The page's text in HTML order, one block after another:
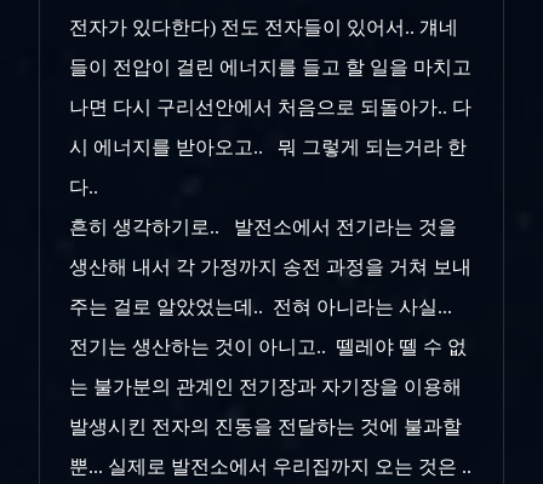
전자가 있다한다) 전도 전자들이 있어서.. 걔네
들이 전압이 걸린 에너지를 들고 할 일을 마치고
나면 다시 구리선안에서 처음으로 되돌아가.. 다
시 에너지를 받아오고.. 뭐 그렇게 되는거라 한
다..
흔히 생각하기로.. 발전소에서 전기라는 것을
생산해 내서 각 가정까지 송전 과정을 거쳐 보내
주는 걸로 알았었는데.. 전혀 아니라는 사실...
전기는 생산하는 것이 아니고.. 뗄레야 뗄 수 없
는 불가분의 관계인 전기장과 자기장을 이용해
발생시킨 전자의 진동을 전달하는 것에 불과할
뿐... 실제로 발전소에서 우리집까지 오는 것은 ..